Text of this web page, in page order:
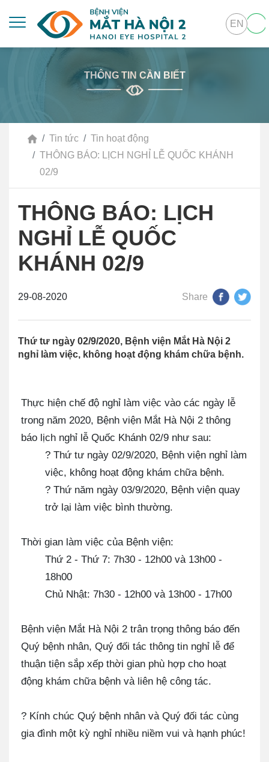
EN
THÔNG TIN CẦN BIẾT
Tin tức
Tin hoạt động
THÔNG BÁO: LỊCH NGHỈ LỄ QUỐC KHÁNH
02/9
THÔNG BÁO: LỊCH
NGHỈ LỄ QUỐC
KHÁNH 02/9
29-08-2020 Share
Thứ tư ngày 02/9/2020, Bệnh viện Mắt Hà Nội 2
nghỉ làm việc, không hoạt động khám chữa bệnh.
Thực hiện chế độ nghỉ làm việc vào các ngày lễ
trong năm 2020, Bệnh viện Mắt Hà Nội 2 thông
báo lịch nghỉ lễ Quốc Khánh 02/9 như sau:
? Thứ tư ngày 02/9/2020, Bệnh viện nghỉ làm
việc, không hoạt động khám chữa bệnh.
? Thứ năm ngày 03/9/2020, Bệnh viện quay
trở lại làm việc bình thường.
Thời gian làm việc của Bệnh viện:
Thứ 2 - Thứ 7: 7h30 - 12h00 và 13h00 -
18h00
Chủ Nhật: 7h30 - 12h00 và 13h00 - 17h00
Bệnh viện Mắt Hà Nội 2 trân trọng thông báo đến
Quý bệnh nhân, Quý đối tác thông tin nghỉ lễ để
thuận tiện sắp xếp thời gian phù hợp cho hoạt
động khám chữa bệnh và liên hệ công tác.
? Kính chúc Quý bệnh nhân và Quý đối tác cùng
gia đình một kỳ nghỉ nhiều niềm vui và hạnh phúc!